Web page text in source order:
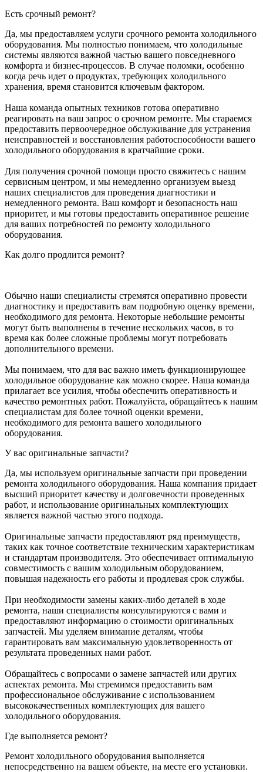
Есть срочный ремонт?
Да, мы предоставляем услуги срочного ремонта холодильного
оборудования. Мы полностью понимаем, что холодильные
системы являются важной частью вашего повседневного
комфорта и бизнес-процессов. В случае поломки, особенно
когда речь идет о продуктах, требующих холодильного
хранения, время становится ключевым фактором.
Наша команда опытных техников готова оперативно
реагировать на ваш запрос о срочном ремонте. Мы стараемся
предоставить первоочередное обслуживание для устранения
неисправностей и восстановления работоспособности вашего
холодильного оборудования в кратчайшие сроки.
Для получения срочной помощи просто свяжитесь с нашим
сервисным центром, и мы немедленно организуем выезд
наших специалистов для проведения диагностики и
немедленного ремонта. Ваш комфорт и безопасность наш
приоритет, и мы готовы предоставить оперативное решение
для ваших потребностей по ремонту холодильного
оборудования.
Как долго продлится ремонт?
Обычно наши специалисты стремятся оперативно провести
диагностику и предоставить вам подробную оценку времени,
необходимого для ремонта. Некоторые небольшие ремонты
могут быть выполнены в течение нескольких часов, в то
время как более сложные проблемы могут потребовать
дополнительного времени.
Мы понимаем, что для вас важно иметь функционирующее
холодильное оборудование как можно скорее. Наша команда
прилагает все усилия, чтобы обеспечить оперативность и
качество ремонтных работ. Пожалуйста, обращайтесь к нашим
специалистам для более точной оценки времени,
необходимого для ремонта вашего холодильного
оборудования.
У вас оригинальные запчасти?
Да, мы используем оригинальные запчасти при проведении
ремонта холодильного оборудования. Наша компания придает
высший приоритет качеству и долговечности проведенных
работ, и использование оригинальных комплектующих
является важной частью этого подхода.
Оригинальные запчасти предоставляют ряд преимуществ,
таких как точное соответствие техническим характеристикам
и стандартам производителя. Это обеспечивает оптимальную
совместимость с вашим холодильным оборудованием,
повышая надежность его работы и продлевая срок службы.
При необходимости замены каких-либо деталей в ходе
ремонта, наши специалисты консультируются с вами и
предоставляют информацию о стоимости оригинальных
запчастей. Мы уделяем внимание деталям, чтобы
гарантировать вам максимальную удовлетворенность от
результата проведенных нами работ.
Обращайтесь с вопросами о замене запчастей или других
аспектах ремонта. Мы стремимся предоставить вам
профессиональное обслуживание с использованием
высококачественных комплектующих для вашего
холодильного оборудования.
Где выполняется ремонт?
Ремонт холодильного оборудования выполняется
непосредственно на вашем объекте, на месте его установки.